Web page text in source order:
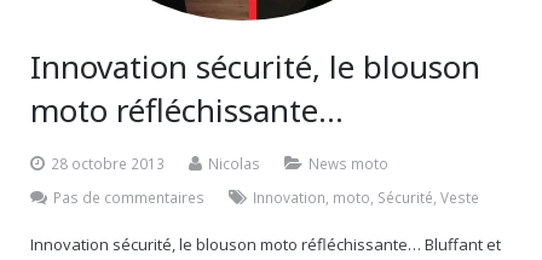
Innovation sécurité, le blouson
moto réfléchissante…
28 octobre 2013 Nicolas
News moto
Pas de commentaires
Innovation moto Sécurité Veste
Innovation sécurité, le blouson moto réfléchissante… Bluffant et